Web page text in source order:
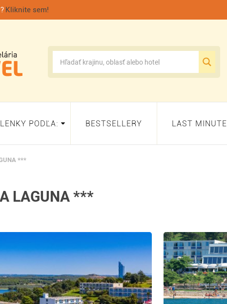
Kliknite sem!
PODĽA: BESTSELLERY LAST MINUTE
***
LAGUNA ***